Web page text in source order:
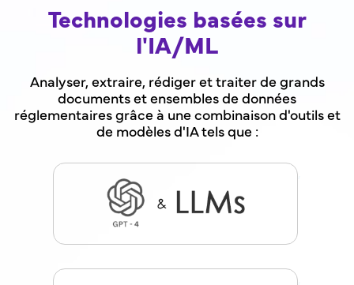
Technologies basées sur
l'IA/ML
Analyser, extraire, rédiger et traiter de grands
documents et ensembles de données
réglementaires grâce à une combinaison d'outils et
de modèles d'IA tels que :